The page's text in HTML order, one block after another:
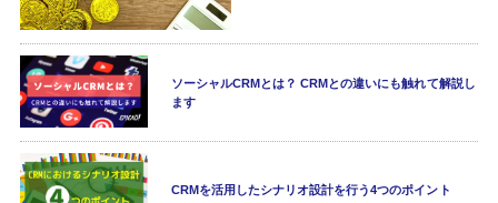
ソーシャルCRMとは？ CRMとの違いにも触れて解説し
ます
CRMを活用したシナリオ設計を行う4つのポイント